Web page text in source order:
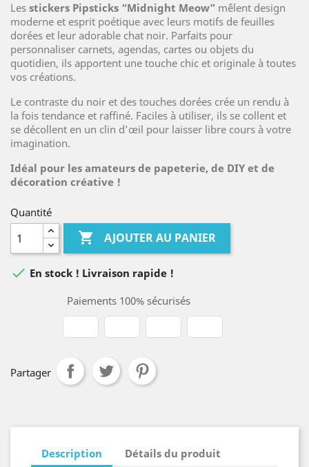
Les stickers Pipsticks “Midnight Meow” mêlent design
moderne et esprit poétique avec leurs motifs de feuilles
dorées et leur adorable chat noir. Parfaits pour
personnaliser carnets, agendas, cartes ou objets du
quotidien, ils apportent une touche chic et originale à toutes
vos créations.
Le contraste du noir et des touches dorées crée un rendu à
la fois tendance et raffiné. Faciles à utiliser, ils se collent et
se décollent en un clin d’œil pour laisser libre cours à votre
imagination.
Idéal pour les amateurs de papeterie, de DIY et de
décoration créative !
Quantité
 AJOUTER AU PANIER
 En stock ! Livraison rapide !
Paiements 100% sécurisés
Partager
Description Détails du produit